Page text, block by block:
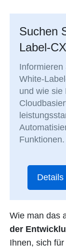
Suchen
Label-
Informieren
White-
und wie sie
Funktionen.
Details
Wie man das
der
Ihnen, sich